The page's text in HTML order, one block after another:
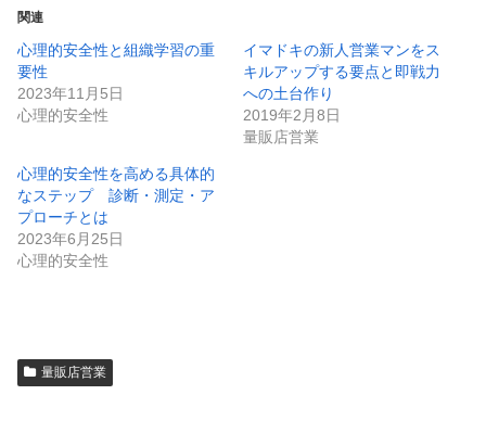
関連
心理的安全性と組織学習の重
要性
2023年11月5日
心理的安全性
イマドキの新人営業マンをス
キルアップする要点と即戦力
への土台作り
2019年2月8日
量販店営業
心理的安全性を高める具体的
なステップ 診断・測定・ア
プローチとは
2023年6月25日
心理的安全性
量販店営業